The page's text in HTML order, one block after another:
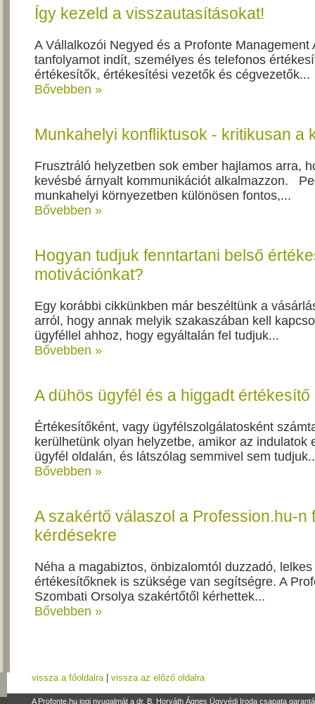
Így kezeld a visszautasításokat!
A Vállalkozói Negyed és a Profonte Management
tanfolyamot indít, személyes és telefonos
értékesítők, értékesítési vezetők és cégvezetők...
Bővebben »
Munkahelyi konfliktusok - kritikusan a
Frusztráló helyzetben sok ember hajlamos arra,
kevésbé árnyalt kommunikációt alkalmazzon.
munkahelyi környezetben különösen fontos,...
Bővebben »
Hogyan tudjuk fenntartani belső
motivációnkat?
Egy korábbi cikkünkben már beszéltünk a
arról, hogy annak melyik szakaszában kell
ügyféllel ahhoz, hogy egyáltalán fel tudjuk...
Bővebben »
A dühös ügyfél és a higgadt értékesítő
Értékesítőként, vagy ügyfélszolgálatosként
kerülhetünk olyan helyzetbe, amikor az indulatok
ügyfél oldalán, és látszólag semmivel sem
Bővebben »
A szakértő válaszol a Profession.hu-n
kérdésekre
Néha a magabiztos, önbizalomtól duzzadó,
értékesítőknek is szüksége van segítségre. A
Szombati Orsolya szakértőtől kérhettek...
Bővebben »
vissza a főoldalra| vissza az előző oldalra
A Profonte.hu jogi nyugalmát a dr. B. Horváth Ágnes Ügyvédi Iroda csapata